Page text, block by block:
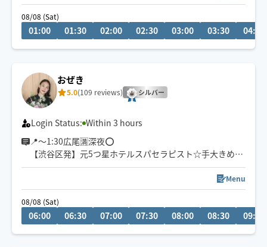
誰にも気を遣わず
静かに休むのも
08/08 (Sat)
01:00 01:30 02:00 02:30 03:00 03:30 04:00
おぜき
5.0(109 reviews) シルバー
Login Status: Within 3 hours
📍～1:30広尾🈵️深夜⭕
【渋谷区発】元5つ星ホテルスパセラピスト☆手大きめ、
暖かいと好評🤚じんわりゆったりケア💆‍♀️💆‍♂️☀️💤
23:00以降は90分からお受けいたします。
リピーター様、いつもありがとうございます🤲🤍🌿
Menu
08/08 (Sat)
06:00 06:30 07:00 07:30 08:00 08:30 09:00